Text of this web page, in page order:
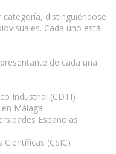
distinguiéndose
Cada uno está
de cada una
Industrial (CDTI)
Málaga
Españolas
(CSIC)